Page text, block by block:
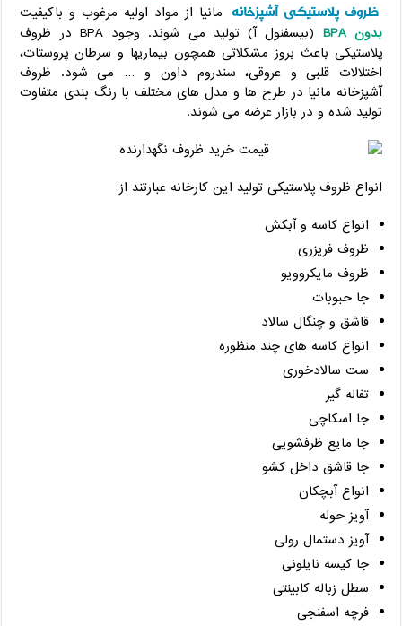
ظروف پلاستیکی آشپزخانه مانیا از مواد اولیه مرغوب و باکیفیت
بدون BPA
(بیسفنول آ) تولید می شوند. وجود BPA در ظروف
پلاستیکی باعث بروز مشکلاتی همچون بیماریها و سرطان پروستات،
اختلالات قلبی و عروقی، سندروم داون و … می شود. ظروف
آشپزخانه مانیا در طرح ها و مدل های مختلف با رنگ بندی متفاوت
تولید شده و در بازار عرضه می شوند.
انواع ظروف پلاستیکی تولید این کارخانه عبارتند از:
انواع کاسه و آبکش
ظروف فریزری
ظروف مایکروویو
جا حبوبات
قاشق و چنگال سالاد
انواع کاسه های چند منظوره
ست سالادخوری
تفاله گیر
جا اسکاچی
جا مایع ظرفشویی
جا قاشق داخل کشو
انواع آبچکان
آویز حوله
آویز دستمال رولی
جا کیسه نایلونی
سطل زباله کابینتی
فرچه اسفنجی